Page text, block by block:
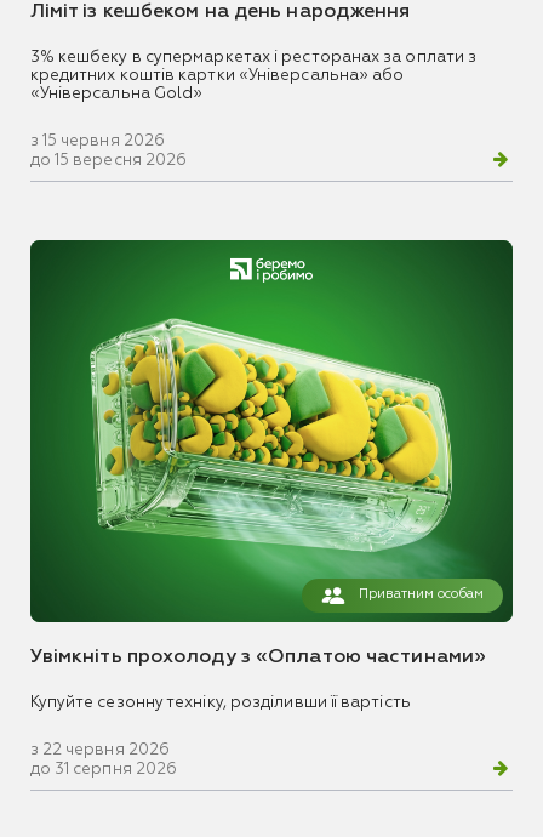
Ліміт із кешбеком на день народження
3% кешбеку в супермаркетах і ресторанах за оплати з
кредитних коштів картки «Універсальна» або
«Універсальна Gold»
з 15 червня 2026
до 15 вересня 2026
Приватним особам
Увімкніть прохолоду з «Оплатою частинами»
Купуйте сезонну техніку, розділивши її вартість
з 22 червня 2026
до 31 серпня 2026